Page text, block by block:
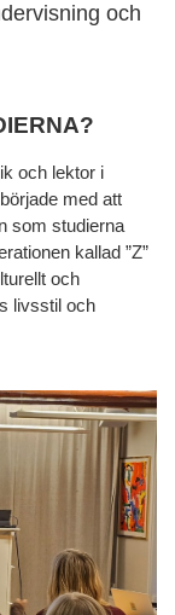
och
och lektor i
med att
som studierna
kallad ”Z”
och
livsstil och